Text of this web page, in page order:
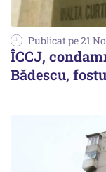
Publicat pe 21
ÎCCJ,
Bădescu,